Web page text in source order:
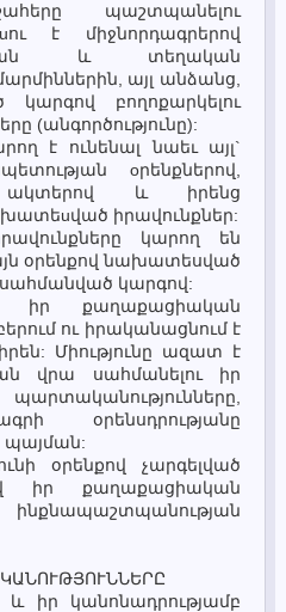
պաշտպանելու
է միջնորդագրերով
և տեղական
այլ անձանց,
կարգով բողոքարկելու
(անգործությունը):
է ունենալ նաեւ այլ`
oրենքներով,
և իրենց
իրավունքներ:
կարող են
օրենքով նախատեսված
սահմանված կարգով:
իր քաղաքացիական
ու իրականացնում է
Միությունը ազատ է
վրա սահմանելու իր
օրենսդրությանը
պայման:
օրենքով չարգելված
իր քաղաքացիական
և իր կանոնադրությամբ